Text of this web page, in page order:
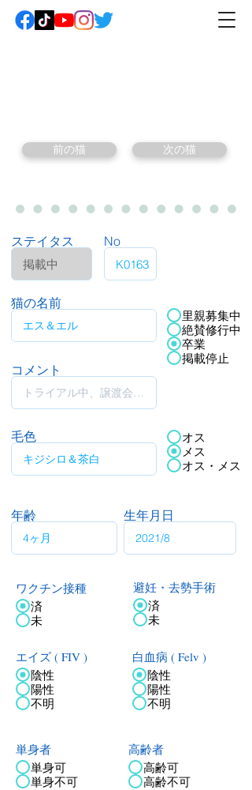
前の猫 次の猫
ステイタス No
猫の名前
コメント
里親募集中
絶賛修行中
卒業
掲載停止
毛色
オス
メス
オス・メス
年齢 生年月日
ワクチン接種
済
未
エイズ ( FIV )
陰性
陽性
不明
避妊・去勢手術
済
未
白血病 ( Felv )
陰性
陽性
不明
単身者
単身可
単身不可
高齢者
高齢可
高齢不可